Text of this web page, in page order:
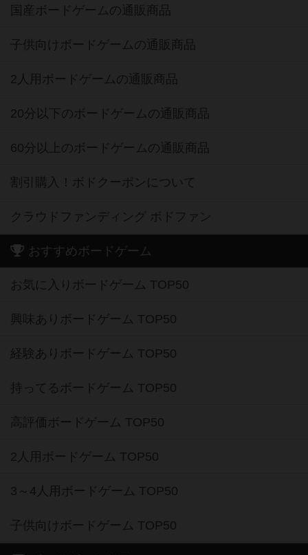
国産ボードゲームの通販商品
子供向けボードゲームの通販商品
2人用ボードゲームの通販商品
20分以下のボードゲームの通販商品
60分以上のボードゲームの通販商品
割引購入！ボドクーポンについて
クラウドファンディング ボドファン
おすすめボードゲーム
お気に入りボードゲーム TOP50
興味ありボードゲーム TOP50
経験ありボードゲーム TOP50
持ってるボードゲーム TOP50
高評価ボードゲーム TOP50
2人用ボードゲーム TOP50
3～4人用ボードゲーム TOP50
子供向けボードゲーム TOP50